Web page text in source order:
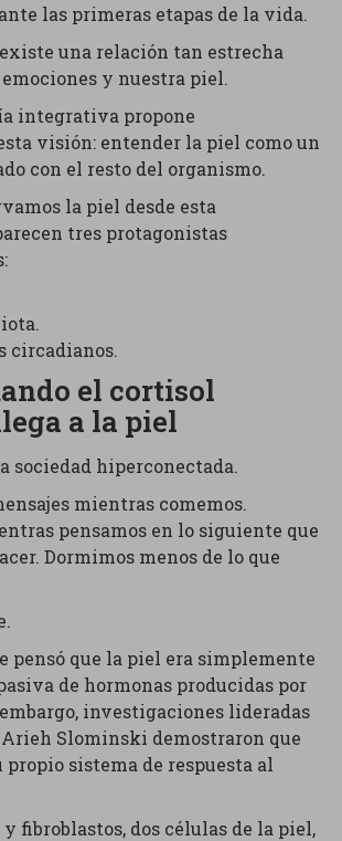
las primeras etapas de la vida.
existe una relación tan estrecha
y nuestra piel.
integrativa propone
visión: entender la piel como un
con el resto del organismo.
la piel desde esta
tres protagonistas
circadianos.
el cortisol
a la piel
sociedad hiperconectada.
mientras comemos.
pensamos en lo siguiente que
Dormimos menos de lo que
pensó que la piel era simplemente
de hormonas producidas por
investigaciones lideradas
Slominski demostraron que
propio sistema de respuesta al
fibroblastos, dos células de la piel,